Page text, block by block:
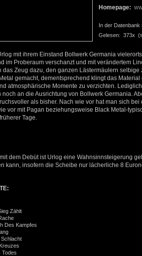
Homepage:
In der Datenbank
Gelesen: 373x
mit ihrem Einstand Bollwerk Germania
im Proberaum verschanzt und mit verändertem
das Zeug dazu, den ganzen Lästermäulern
gemacht, dementsprechend klingt das
atmosphärische Momente zu verzichten.
noch an die Ausrichtung von Bollwerk Germania.
als bisher. Nach wie vor hat man sich
vor mit Pagan beziehungsweise Black Metal-
Tage.
dem Debüt ist Urlog eine Wahnsinnsteigerung
kann, insofern die Scheibe nur lächerliche 8
Zählt
Des Kampfes
Todes